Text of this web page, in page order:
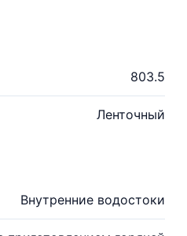
803.5
Ленточный
Внутренние водостоки